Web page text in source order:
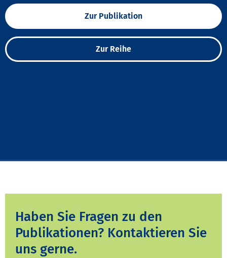
Zur Publikation
Zur Reihe
Haben Sie Fragen zu den
Publikationen? Kontaktieren Sie
uns gerne.